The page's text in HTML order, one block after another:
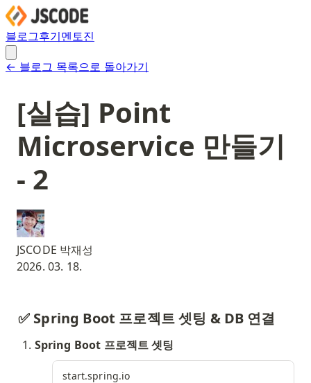
블로그후기멘토진
← 블로그 목록으로 돌아가기
[실습] Point
Microservice 만들기
- 2
JSCODE 박재성
2026. 03. 18.
✅ Spring Boot 프로젝트 셋팅 & DB 연결
Spring Boot 프로젝트 셋팅
start.spring.io